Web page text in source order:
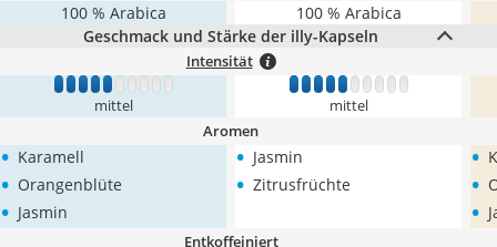
100 % Arabica
100 % Arabica
Geschmack und Stärke der illy-Kapseln
Intensität
1 2 3 4 5 6 7 8 9 10
mittel
1 2 3 4 5 6 7 8 9 10
mittel
Aromen
• Karamell
• Orangenblüte
• Jasmin
• Jasmin
• Zitrusfrüchte
•
•
•
Entkoffeiniert